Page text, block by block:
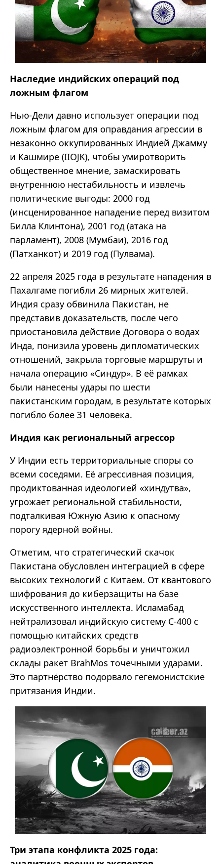
Наследие индийских операций под
ложным флагом
Нью-Дели давно использует операции под
ложным флагом для оправдания агрессии в
незаконно оккупированных Индией Джамму
и Кашмире (IIOJK), чтобы умиротворить
общественное мнение, замаскировать
внутреннюю нестабильность и извлечь
политические выгоды: 2000 год
(инсценированное нападение перед визитом
Билла Клинтона), 2001 год (атака на
парламент), 2008 (Мумбаи), 2016 год
(Патханкот) и 2019 год (Пулвама).
22 апреля 2025 года в результате нападения в
Пахалгаме погибли 26 мирных жителей.
Индия сразу обвинила Пакистан, не
представив доказательств, после чего
приостановила действие Договора о водах
Инда, понизила уровень дипломатических
отношений, закрыла торговые маршруты и
начала операцию «Синдур». В её рамках
были нанесены удары по шести
пакистанским городам, в результате которых
погибло более 31 человека.
Индия как региональный агрессор
У Индии есть территориальные споры со
всеми соседями. Её агрессивная позиция,
продиктованная идеологией «хиндутва»,
угрожает региональной стабильности,
подталкивая Южную Азию к опасному
порогу ядерной войны.
Отметим, что стратегический скачок
Пакистана обусловлен интеграцией в сфере
высоких технологий с Китаем. От квантового
шифрования до киберзащиты на базе
искусственного интеллекта. Исламабад
нейтрализовал индийскую систему С-400 с
помощью китайских средств
радиоэлектронной борьбы и уничтожил
склады ракет BrahMos точечными ударами.
Это партнёрство подорвало гегемонистские
притязания Индии.
Три этапа конфликта 2025 года: